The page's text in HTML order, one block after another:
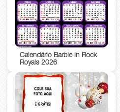
Calendário Barbie in Rock
Royals 2026